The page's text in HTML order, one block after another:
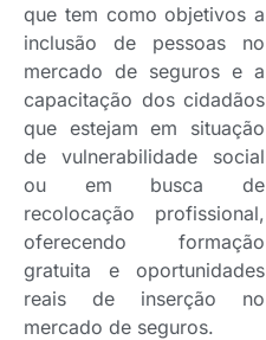
que tem como objetivos a
inclusão de pessoas no
mercado de seguros e a
capacitação dos cidadãos
que estejam em situação
de vulnerabilidade social
ou em busca de
recolocação profissional,
oferecendo formação
gratuita e oportunidades
reais de inserção no
mercado de seguros.